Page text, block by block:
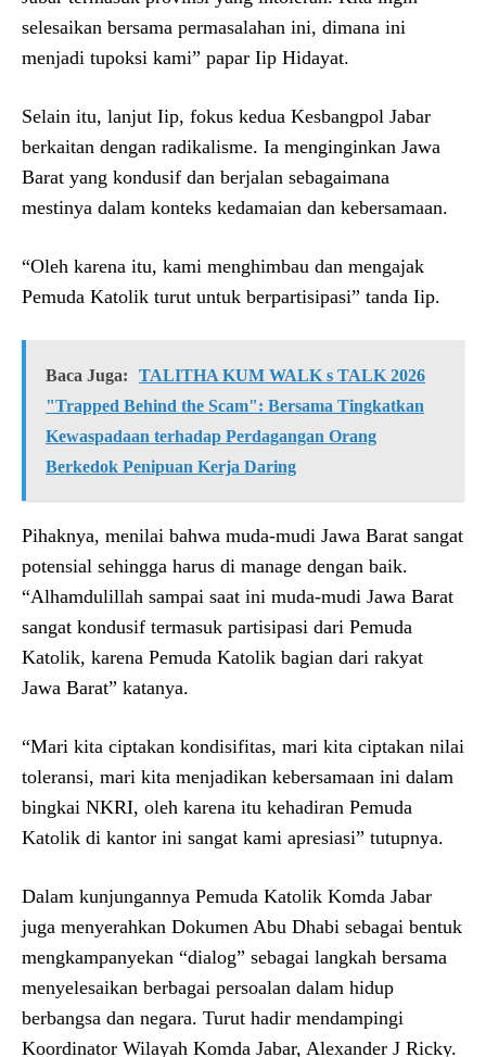
selesaikan bersama permasalahan ini, dimana ini
menjadi tupoksi kami” papar Iip Hidayat.
Selain itu, lanjut Iip, fokus kedua Kesbangpol Jabar
berkaitan dengan radikalisme. Ia menginginkan Jawa
Barat yang kondusif dan berjalan sebagaimana
mestinya dalam konteks kedamaian dan kebersamaan.
“Oleh karena itu, kami menghimbau dan mengajak
Pemuda Katolik turut untuk berpartisipasi” tanda Iip.
Baca Juga:
TALITHA KUM WALK s TALK 2026
"Trapped Behind the Scam": Bersama Tingkatkan
Kewaspadaan terhadap Perdagangan Orang
Berkedok Penipuan Kerja Daring
Pihaknya, menilai bahwa muda-mudi Jawa Barat sangat
potensial sehingga harus di manage dengan baik.
“Alhamdulillah sampai saat ini muda-mudi Jawa Barat
sangat kondusif termasuk partisipasi dari Pemuda
Katolik, karena Pemuda Katolik bagian dari rakyat
Jawa Barat” katanya.
“Mari kita ciptakan kondisifitas, mari kita ciptakan nilai
toleransi, mari kita menjadikan kebersamaan ini dalam
bingkai NKRI, oleh karena itu kehadiran Pemuda
Katolik di kantor ini sangat kami apresiasi” tutupnya.
Dalam kunjungannya Pemuda Katolik Komda Jabar
juga menyerahkan Dokumen Abu Dhabi sebagai bentuk
mengkampanyekan “dialog” sebagai langkah bersama
menyelesaikan berbagai persoalan dalam hidup
berbangsa dan negara. Turut hadir mendampingi
Koordinator Wilayah Komda Jabar, Alexander J Ricky.